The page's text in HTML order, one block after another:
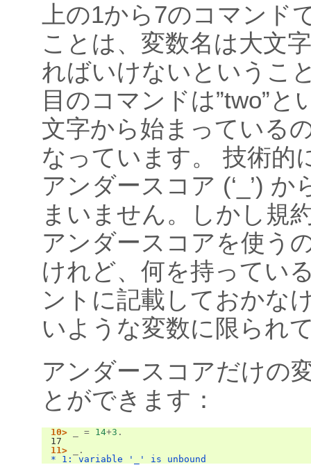
上の1から7のコマンド
ことは、変数名は大文
ればいけないというこ
目のコマンドは”two”と
文字から始まっている
なっています。 技術的
アンダースコア (‘_’) か
まいません。しかし規
アンダースコアを使う
けれど、何を持ってい
ントに記載しておかな
いような変数に限られ
アンダースコアだけの
とができます：
10> = 14+3 .
17
11>
_.
* 1: variable '_' is unbound